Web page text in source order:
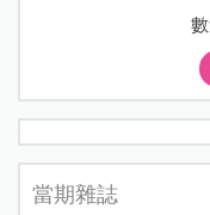
當期雜誌